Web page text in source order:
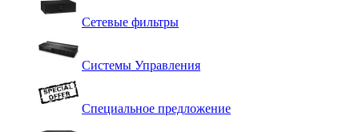
Сетевые фильтры
Системы Управления
Специальное предложение